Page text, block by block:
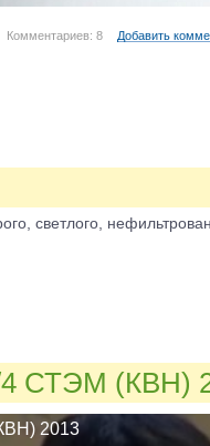
Комментариев: 8 Добавить
светлого,
4 СТЭМ (КВН)
2013